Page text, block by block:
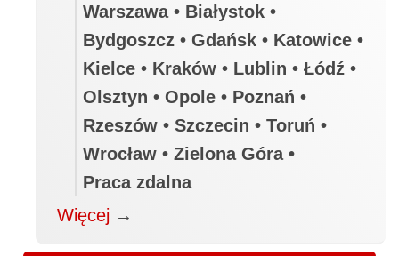
Warszawa • Białystok •
Bydgoszcz • Gdańsk • Katowice •
Kielce • Kraków • Lublin • Łódź •
Olsztyn • Opole • Poznań •
Rzeszów • Szczecin • Toruń •
Wrocław • Zielona Góra •
Praca zdalna
Więcej →